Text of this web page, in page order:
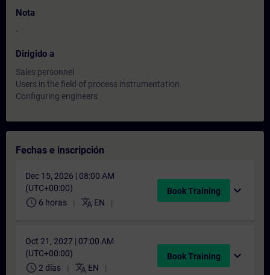
Nota
-
Dirigido a
Sales personnel
Users in the field of process instrumentation
Configuring engineers
Fechas e inscripción
Dec 15, 2026 | 08:00 AM
(UTC+00:00)
schedule 6 horas translate EN
Book Training expand_more
Oct 21, 2027 | 07:00 AM
(UTC+00:00)
schedule 2 días translate EN
Book Training expand_more